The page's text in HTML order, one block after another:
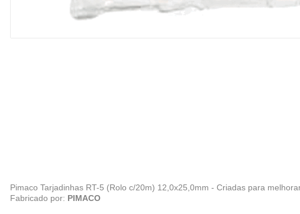
Pimaco Tarjadinhas RT-5 (Rolo c/20m) 12,0x25,0mm - Criadas para
Fabricado por: PIMACO